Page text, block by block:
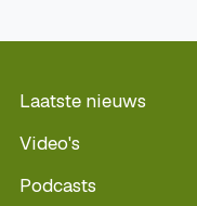
Laatste nieuws
Video's
Podcasts